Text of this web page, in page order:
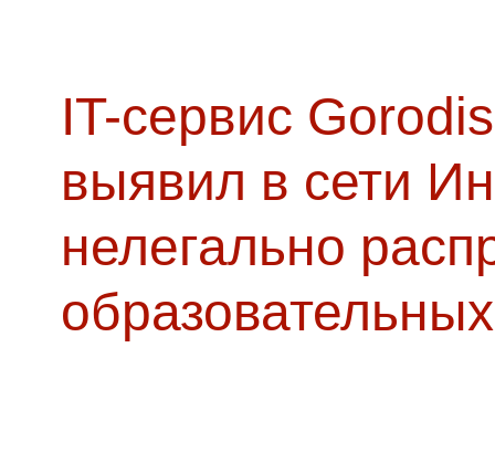
IT-сервис
выявил в сети
нелегально